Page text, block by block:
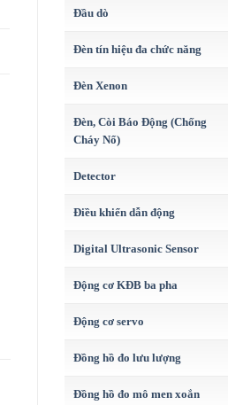
Đầu dò
Đèn tín hiệu đa chức năng
Đèn Xenon
Đèn, Còi Báo Động (Chống
Cháy Nổ)
Detector
Điều khiển dẫn động
Digital Ultrasonic Sensor
Động cơ KĐB ba pha
Động cơ servo
Đồng hồ đo lưu lượng
Đồng hồ đo mô men xoắn